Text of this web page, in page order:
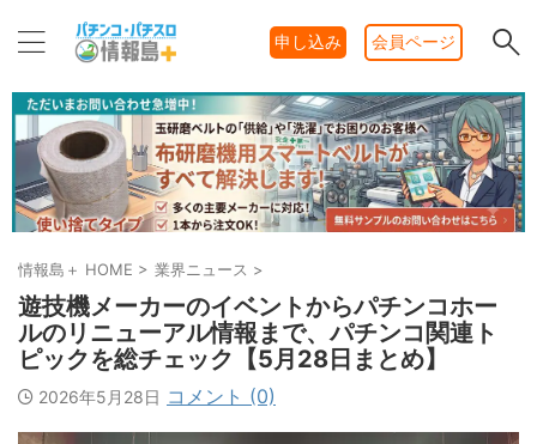
申し込み 会員ページ
情報島＋ HOME > 業界ニュース >
遊技機メーカーのイベントからパチンコホー
ルのリニューアル情報まで、パチンコ関連ト
ピックを総チェック【5月28日まとめ】
2026年5月28日 コメント (0)